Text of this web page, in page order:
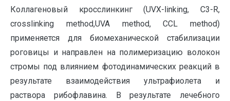
Коллагеновый кросслинкинг (UVX-linking, С3-R,
crosslinking method,UVA method, CCL method)
применяется для биомеханической стабилизации
роговицы и направлен на полимеризацию волокон
стромы под влиянием фотодинамических реакций в
результате взаимодействия ультрафиолета и
раствора рибофлавина. В результате лечебного